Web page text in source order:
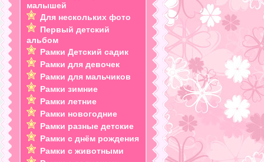
малышей
Для нескольких фото
Первый детский
альбом
Рамки Детский садик
Рамки для девочек
Рамки для мальчиков
Рамки зимние
Рамки летние
Рамки новогодние
Рамки разные детские
Рамки с днём рождения
Рамки с животными